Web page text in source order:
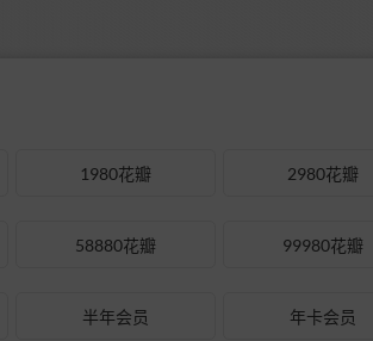
1980花瓣 2980花瓣
58880花瓣 99980花瓣
半年会员 年卡会员